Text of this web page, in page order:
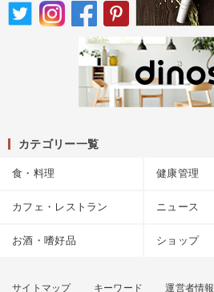
カテゴリー一覧
食・料理 健康管理
カフェ・レストラン ニュース
お酒・嗜好品 ショップ
サイトマップ キーワード 運営者情報